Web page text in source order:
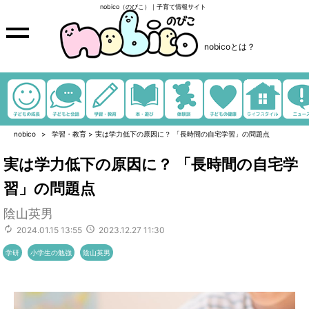
nobico（のびこ）｜子育て情報サイト
nobicoとは？
nobico 学習・教育 > 実は学力低下の原因に？ 「長時間の自宅学習」の問題点
実は学力低下の原因に？ 「長時間の自宅学
習」の問題点
陰山英男
2024.01.15 13:55 2023.12.27 11:30
学研 小学生の勉強 陰山英男